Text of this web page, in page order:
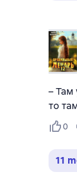
– Там
то
0
11